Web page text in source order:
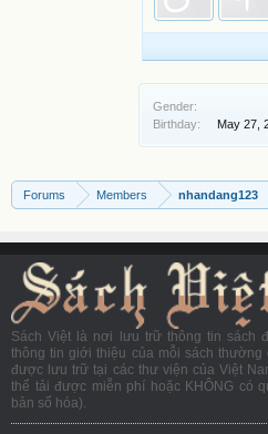
Gender:
Birthday:
May 27,
Forums Members nhandang123
Sách Việt là nơi lưu trữ thông tin sách
thông tin giới thiệu của mỗi sách
được lưu trữ tại các thư viện của Việt
thể tải được miễn phí hoặc KHÔNG có
bản số hóa).